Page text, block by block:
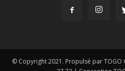
© Copyright 2021. Propulsé par TOGO